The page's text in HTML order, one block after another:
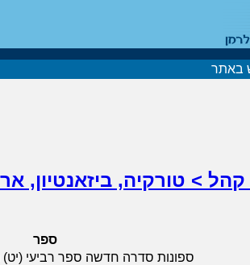
באתר
> טורקיה, ביזאנטיון,
ספר
ספונות סדרה חדשה ספר רביעי (יט)